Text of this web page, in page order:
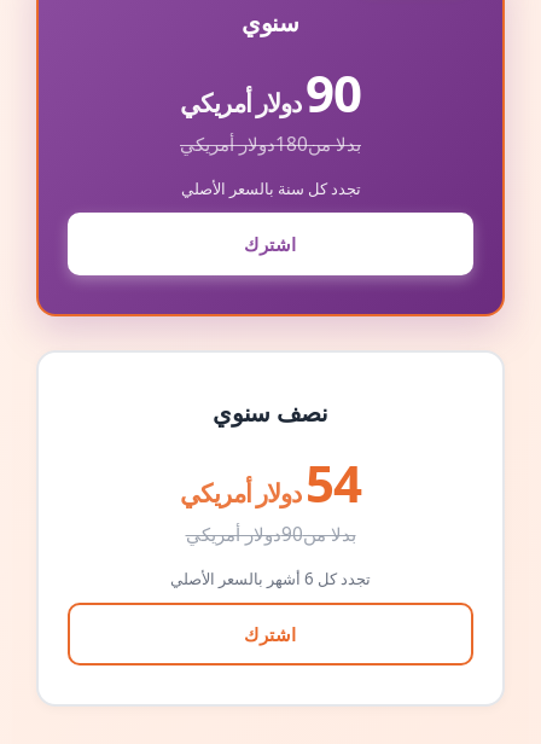
سنوي
90دولار أمريكي
بدلا من180دولار أمريكي
تجدد كل سنة بالسعر الأصلي
اشترك
نصف سنوي
54 دولار أمريكي
بدلا من90دولار أمريكي
تجدد كل 6 أشهر بالسعر الأصلي
اشترك